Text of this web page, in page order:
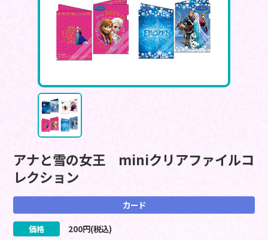
アナと雪の女王 miniクリアファイルコ
レクション
カード
価格 200円(税込)